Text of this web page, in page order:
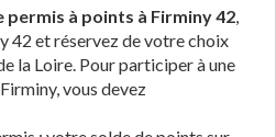
permis à points à Firminy 42,
42 et réservez de votre choix
la Loire. Pour participer à une
vous devez